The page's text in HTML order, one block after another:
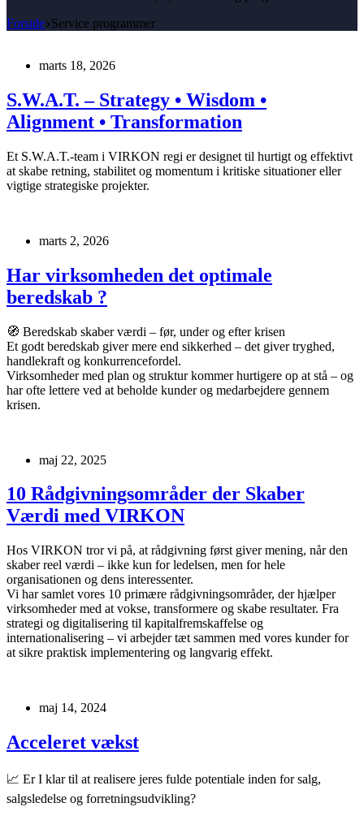
Forside Service programmer
marts 18, 2026
S.W.A.T. – Strategy • Wisdom •
Alignment • Transformation
Et S.W.A.T.-team i VIRKON regi er designet til hurtigt og effektivt
at skabe retning, stabilitet og momentum i kritiske situationer eller
vigtige strategiske projekter.
marts 2, 2026
Har virksomheden det optimale
beredskab ?
🧭 Beredskab skaber værdi – før, under og efter krisen
Et godt beredskab giver mere end sikkerhed – det giver tryghed,
handlekraft og konkurrencefordel.
Virksomheder med plan og struktur kommer hurtigere op at stå – og
har ofte lettere ved at beholde kunder og medarbejdere gennem
krisen.
maj 22, 2025
10 Rådgivningsområder der Skaber
Værdi med VIRKON
Hos VIRKON tror vi på, at rådgivning først giver mening, når den
skaber reel værdi – ikke kun for ledelsen, men for hele
organisationen og dens interessenter.
Vi har samlet vores 10 primære rådgivningsområder, der hjælper
virksomheder med at vokse, transformere og skabe resultater. Fra
strategi og digitalisering til kapitalfremskaffelse og
internationalisering – vi arbejder tæt sammen med vores kunder for
at sikre praktisk implementering og langvarig effekt.
maj 14, 2024
Acceleret vækst
📈 Er I klar til at realisere jeres fulde potentiale inden for salg,
salgsledelse og forretningsudvikling?